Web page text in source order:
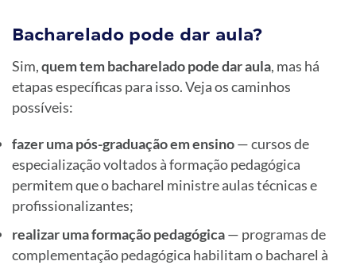
Bacharelado pode dar aula?
Sim,quem tem bacharelado pode dar aula, mas há
etapas específicas para isso. Veja os caminhos
possíveis:
fazer uma pós-graduação em ensino— cursos de
especialização voltados à formação pedagógica
permitem que o bacharel ministre aulas técnicas e
profissionalizantes;
realizar uma formação pedagógica— programas de
complementação pedagógica habilitam o bacharel à